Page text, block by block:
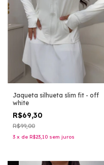
Jaqueta silhueta slim fit - off
white
R$69,30
R$99,00
3 x de R$23,10 sem juros